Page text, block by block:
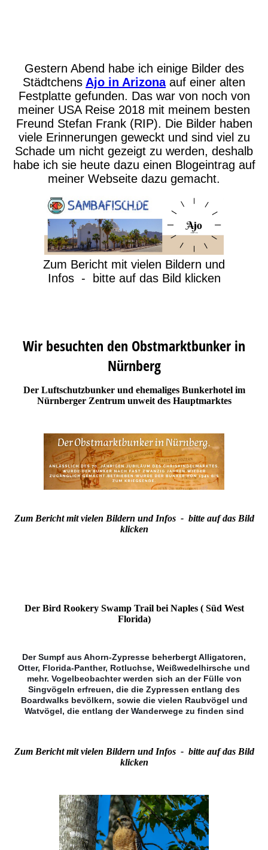
Gestern Abend habe ich einige Bilder des
Städtchens Ajo in Arizonaauf einer alten
Festplatte gefunden. Das war von noch von
meiner USA Reise 2018 mit meinem besten
Freund Stefan Frank (RIP). Die Bilder haben
viele Erinnerungen geweckt und sind viel zu
Schade um nicht gezeigt zu werden, deshalb
habe ich sie heute dazu einen Blogeintrag auf
meiner Webseite dazu gemacht.
Zum Bericht mit vielen Bildern und
Infos - bitte auf das Bild klicken
Wir besuchten den Obstmarktbunker in
Nürnberg
Der Luftschutzbunker und ehemaliges Bunkerhotel im
Nürnberger Zentrum unweit des Hauptmarktes
Zum Bericht mit vielen Bildern und Infos - bitte auf das Bild
klicken
Der Bird Rookery Swamp Trail bei Naples ( Süd West
Florida)
Der Sumpf aus Ahorn-Zypresse beherbergt Alligatoren,
Otter, Florida-Panther, Rotluchse, Weißwedelhirsche und
mehr. Vogelbeobachter werden sich an der Fülle von
Singvögeln erfreuen, die die Zypressen entlang des
Boardwalks bevölkern, sowie die vielen Raubvögel und
Watvögel, die entlang der Wanderwege zu finden sind
Zum Bericht mit vielen Bildern und Infos - bitte auf das Bild
klicken